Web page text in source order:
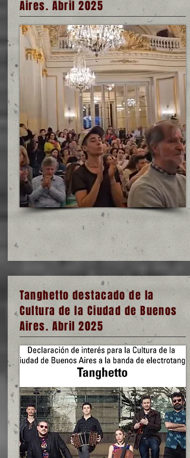
Aires. Abril 2025
Tanghetto destacado de la
Cultura de la Ciudad de Buenos
Aires. Abril 2025